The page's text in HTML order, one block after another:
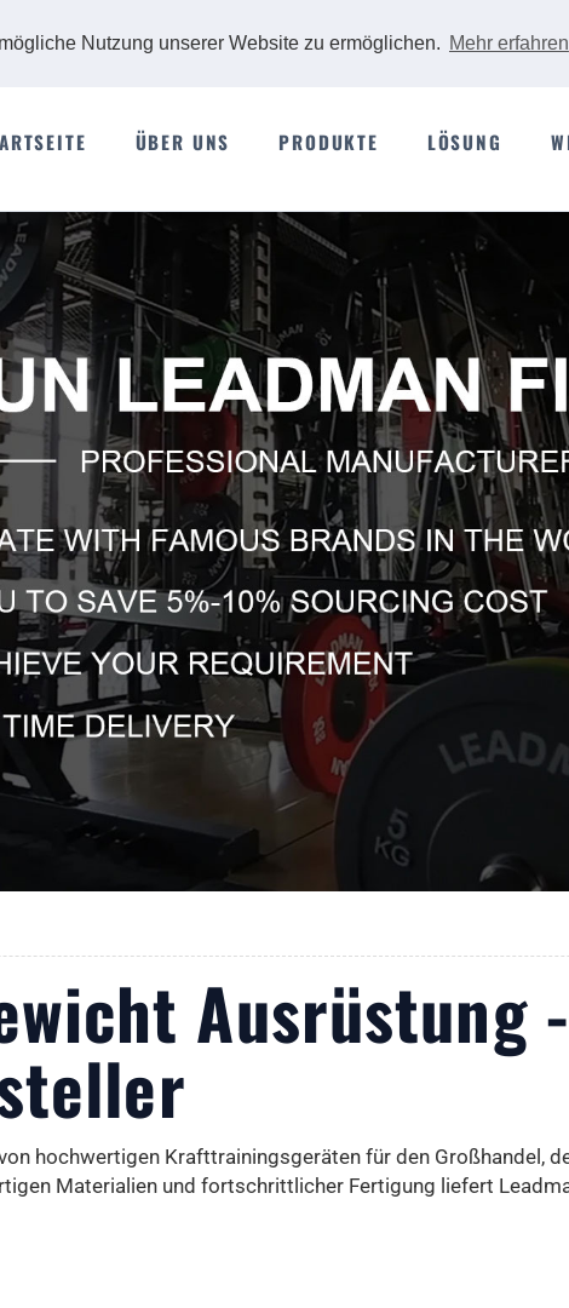
Nutzung unserer Website zu ermöglichen. Mehr erfahren
ÜBER UNS PRODUKTE LÖSUNG
Ausrüstung
hochwertigen Krafttrainingsgeräten für den Großhandel,
Materialien und fortschrittlicher Fertigung liefert